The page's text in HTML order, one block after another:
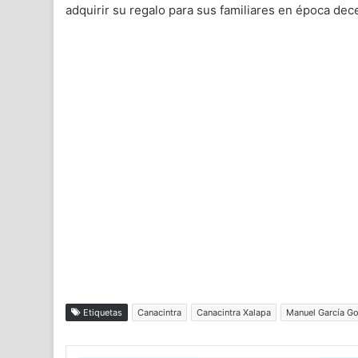
adquirir su regalo para sus familiares en época
Etiquetas Canacintra Canacintra Xalapa Manuel García